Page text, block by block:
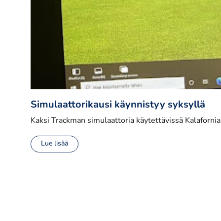
Simulaattorikausi käynnistyy syksyllä
Kaksi Trackman simulaattoria käytettävissä
Lue lisää